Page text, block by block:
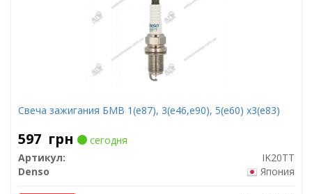
Свеча зажигания БМВ 1(е87), 3(е46,е90), 5(е60) х3(е83)
597 грн
сегодня
Артикул:
IK20TT
Denso
Япония